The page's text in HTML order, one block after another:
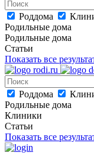
Роддома
Родильные дома
Родильные дома
Статьи
Показать все
Роддома
Родильные дома
Клиники
Статьи
Показать все